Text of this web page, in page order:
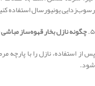
رسوب‌زدایی یونیورسال استفاده
۵. چگونه نازل بخار قهوه‌ساز مباشی ۲۰۱۰ را تمیز کنم؟
پس از استفاده، نازل را با پارچه
شود.